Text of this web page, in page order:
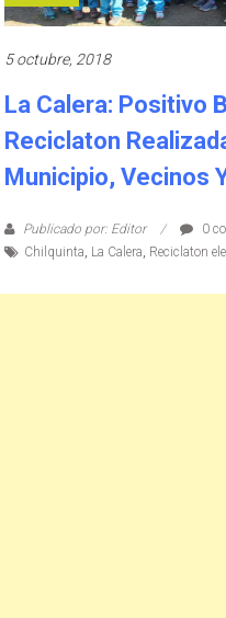
5 octubre, 2018
La Calera: Positivo
Reciclaton
Municipio, Vecinos
Publicado por: Editor
0
Chilquinta La Calera Reciclaton